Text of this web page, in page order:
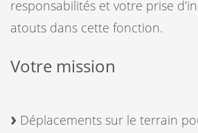
responsabilités et votre prise
atouts dans cette fonction.
Votre mission
Déplacements sur le terrain